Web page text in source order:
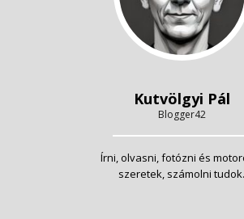
Kutvölgyi Pál
Blogger42
Írni, olvasni, fotózni és
szeretek, számolni tudok.